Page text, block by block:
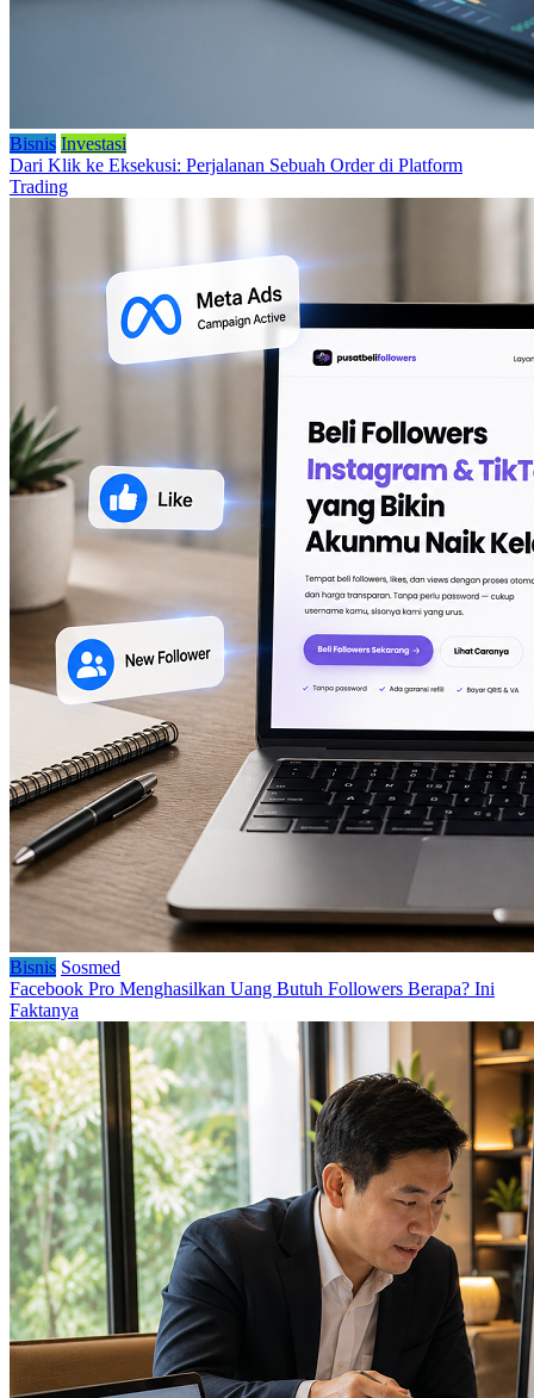
Bisnis Investasi
Dari Klik ke Eksekusi: Perjalanan Sebuah Order di Platform
Trading
Bisnis Sosmed
Facebook Pro Menghasilkan Uang Butuh Followers Berapa? Ini
Faktanya